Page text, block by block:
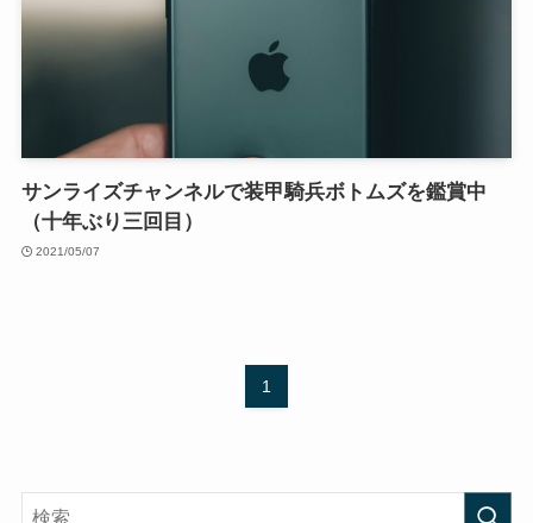
サンライズチャンネルで装甲騎兵ボトムズを鑑賞中
（十年ぶり三回目）
2021/05/07
1